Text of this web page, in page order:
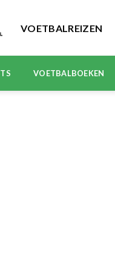
VOETBALREIZEN
VOETBALBOEKEN